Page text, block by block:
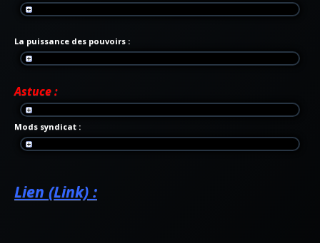
La puissance des pouvoirs :
Astuce :
Mods syndicat :
Lien (Link) :